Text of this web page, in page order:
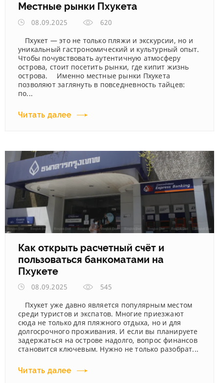
Местные рынки Пхукета
08.09.2025
620
Пхукет — это не только пляжи и экскурсии, но и
уникальный гастрономический и культурный опыт.
Чтобы почувствовать аутентичную атмосферу
острова, стоит посетить рынки, где кипит жизнь
острова. Именно местные рынки Пхукета
позволяют заглянуть в повседневность тайцев:
по...
Читать далее
Как открыть расчетный счёт и
пользоваться банкоматами на
Пхукете
08.09.2025
545
Пхукет уже давно является популярным местом
среди туристов и экспатов. Многие приезжают
сюда не только для пляжного отдыха, но и для
долгосрочного проживания. И если вы планируете
задержаться на острове надолго, вопрос финансов
становится ключевым. Нужно не только разобрат...
Читать далее